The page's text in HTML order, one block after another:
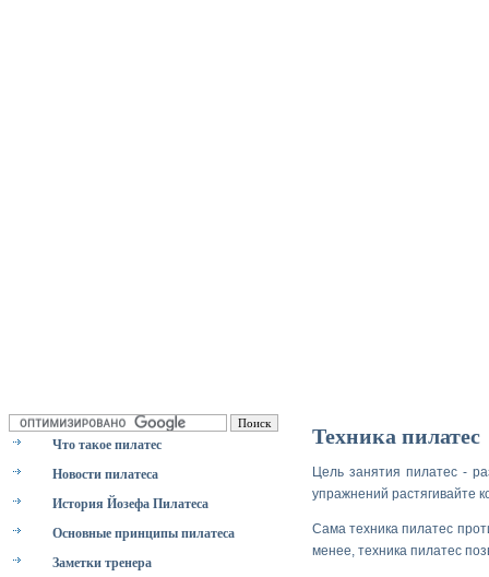
Что такое пилатес
Новости пилатеса
История Йозефа Пилатеса
Основные принципы пилатеса
Заметки тренера
Техника пилатес
Цель занятия пилатес -
упражнений растягивайте
Сама техника пилатес
менее, техника пилатес